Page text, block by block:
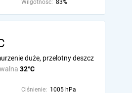
Wilgotność: 83%
32°C
duże, przelotny deszcz
Ciśnienie: 1005 hPa